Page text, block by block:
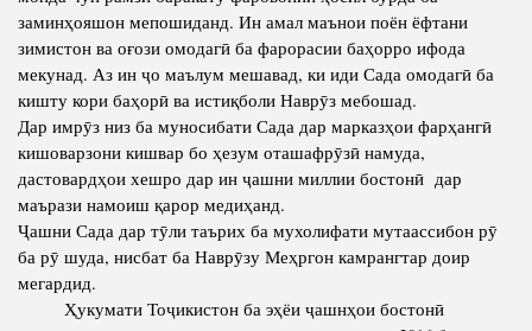
заминҳояшон мепошиданд. Ин амал маънои поён ёфтани
зимистон ва оғози омодагӣ ба фарорасии баҳорро ифода
мекунад. Аз ин ҷо маълум мешавад, ки иди Сада омодагӣ ба
кишту кори баҳорӣ ва истиқболи Наврӯз мебошад.
Дар имрӯз низ ба муносибати Сада дар марказҳои фарҳангӣ
кишоварзони кишвар бо ҳезум оташафрӯзӣ намуда,
дастовардҳои хешро дар ин ҷашни миллии бостонӣ дар
маърази намоиш қарор медиҳанд.
Ҷашни Сада дар тӯли таърих ба мухолифати мутаассибон рӯ
ба рӯ шуда, нисбат ба Наврӯзу Меҳргон камрангтар доир
мегардид.
Ҳукумати Тоҷикистон ба эҳёи ҷашнҳои бостонӣ